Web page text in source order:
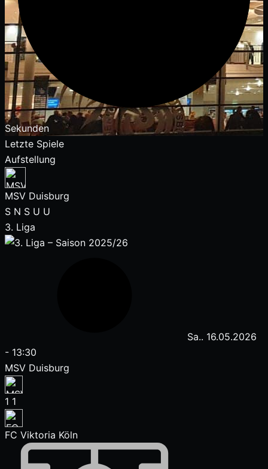
Sekunden
Letzte Spiele
Aufstellung
MSV Duisburg
S N S U U
3. Liga
Sa.. 16.05.2026
- 13:30
MSV Duisburg
1 1
FC Viktoria Köln